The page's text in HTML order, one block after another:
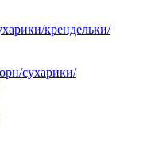
крендельки/
сухарики/